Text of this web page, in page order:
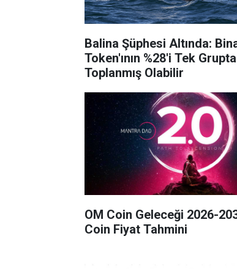
Balina Şüphesi Altında:
Token'ının %28'i Tek Grupta
Toplanmış Olabilir
OM Coin Geleceği 2026-2030,
Coin Fiyat Tahmini